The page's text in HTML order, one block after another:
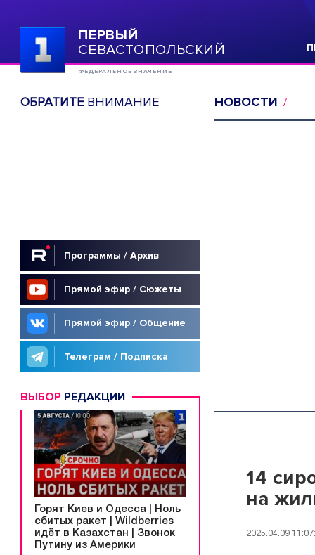
ПЕРВЫЙ
СЕВАСТОПОЛЬСКИЙ
ФЕДЕРАЛЬНОЕ ЗНАЧЕНИЕ
ОБРАТИТЕВНИМАНИЕ
Программы / Архив
Прямой эфир / Сюжеты
Прямой эфир / Общение
Телеграм / Подписка
ВЫБОР РЕДАКЦИИ
Горят Киев и Одесса | Ноль
сбитых ракет | Wildberries
идёт в Казахстан | Звонок
Путину из Америки
НОВОСТИ
14
на
2025.04.09